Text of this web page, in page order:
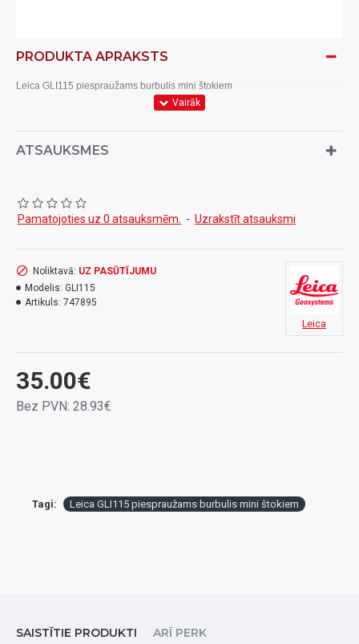
PRODUKTA APRAKSTS
Leica GLI115 piespraužams burbulis mini štokiem
ATSAUKSMES
Pamatojoties uz 0 atsauksmēm. - Uzrakstīt atsauksmi
35.00€
Bez PVN: 28.93€
Noliktavā: UZ PASŪTĪJUMU
Modelis: GLI115
Artikuls: 747895
Leica
Tagi: Leica GLI115 piespraužams burbulis mini štokiem
SAISTĪTIE PRODUKTI ARĪ PERK